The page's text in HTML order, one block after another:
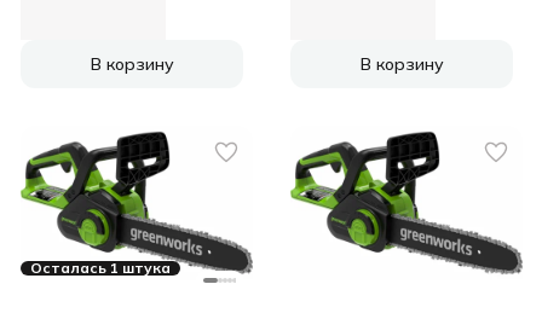
В корзину В корзину
Осталась 1 штука